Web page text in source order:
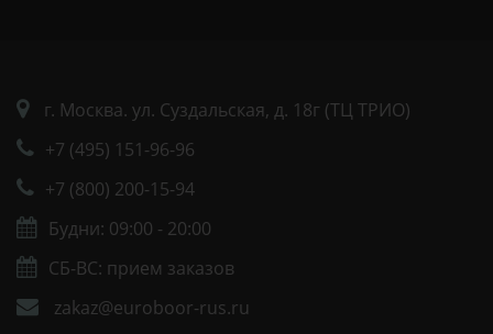
г. Москва. ул. Суздальская, д. 18г (ТЦ ТРИО)
+7 (495) 151-96-96
+7 (800) 200-15-94
Будни: 09:00 - 20:00
СБ-ВС: прием заказов
zakaz@euroboor-rus.ru